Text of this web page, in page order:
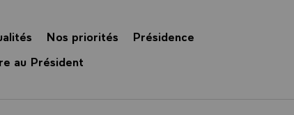
Nos priorités
Présidence
au Président